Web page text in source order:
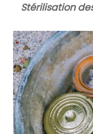
Stérilisation